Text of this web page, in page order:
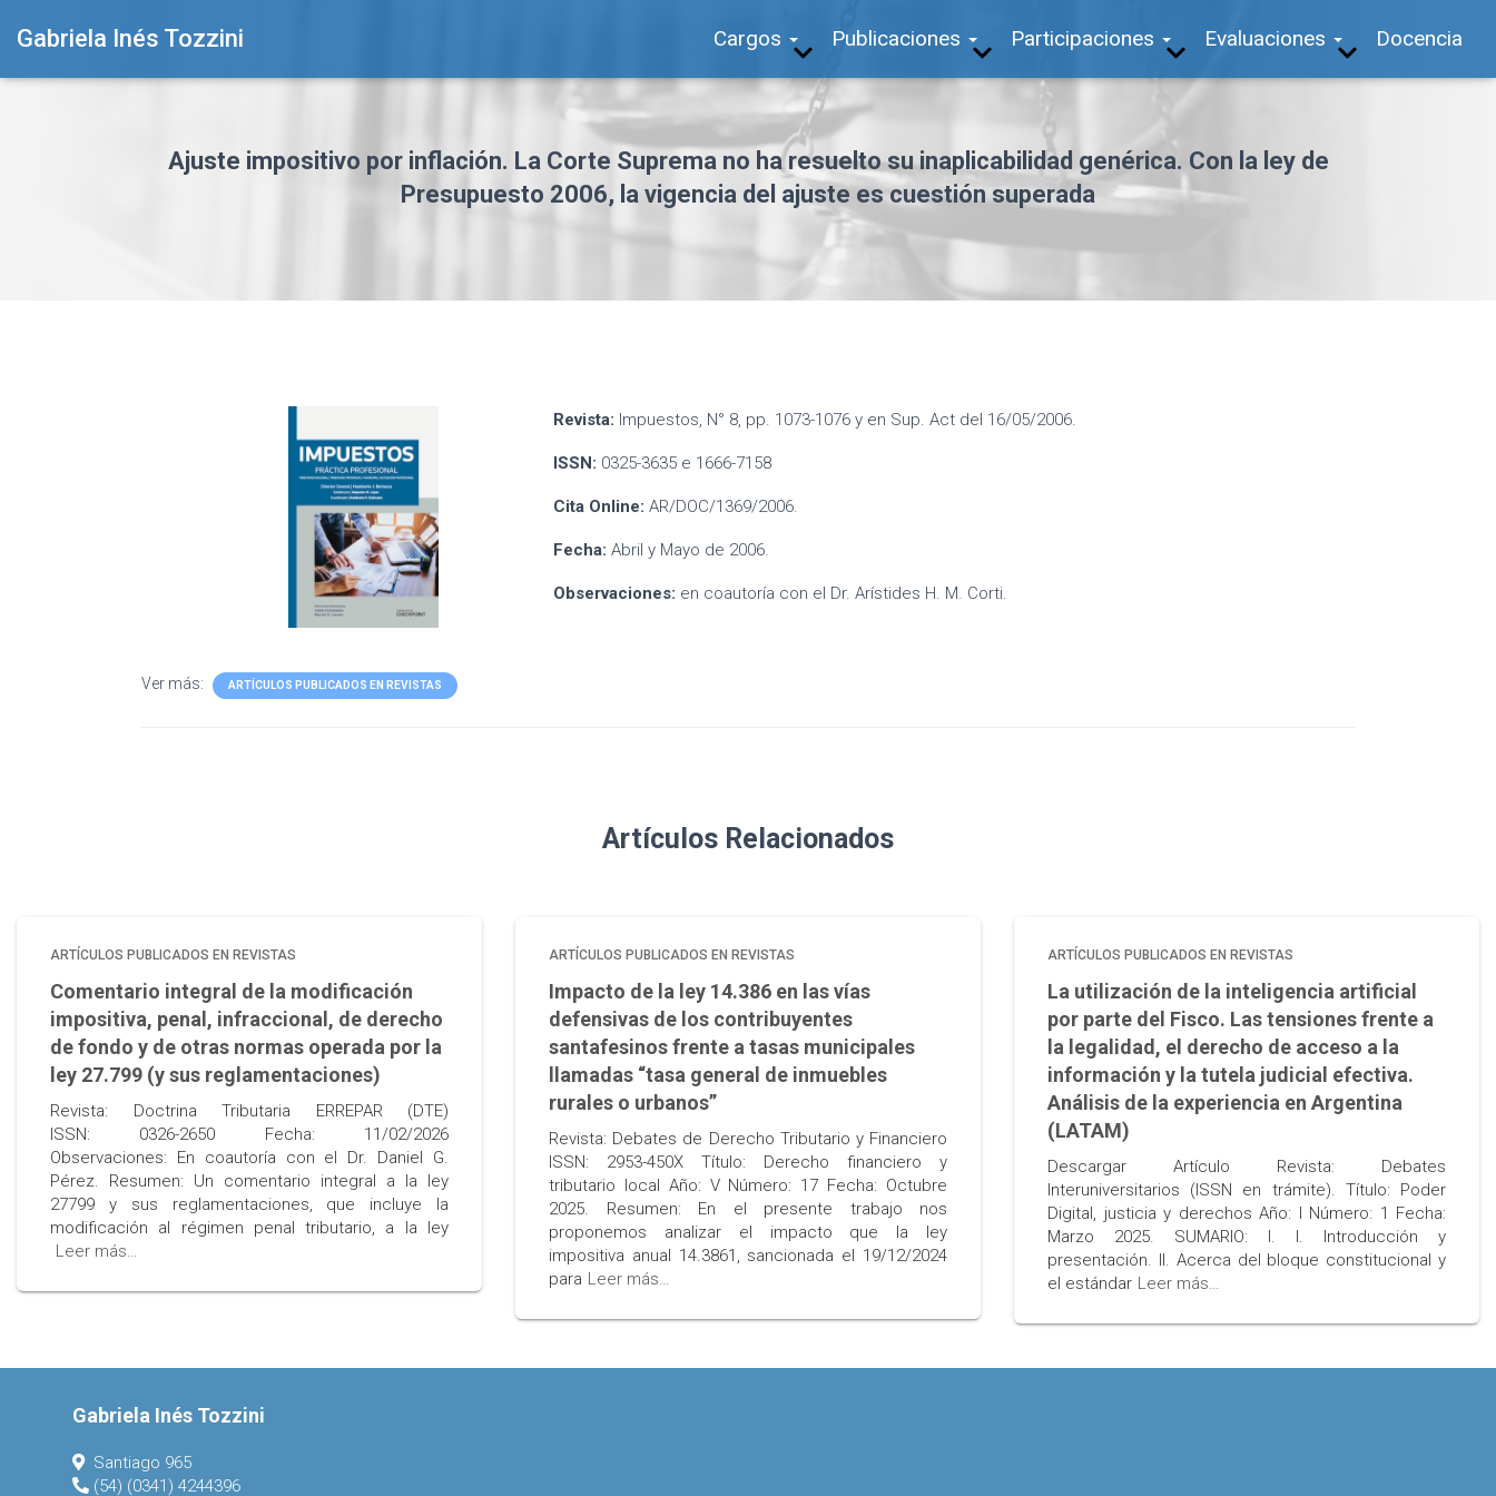
Gabriela Inés Tozzini Cargos Publicaciones Participaciones Evaluaciones Docencia
Ajuste impositivo por inflación. La Corte Suprema no ha resuelto su inaplicabilidad genérica. Con la ley de
Presupuesto 2006, la vigencia del ajuste es cuestión superada
Revista: Impuestos, N° 8, pp. 1073-1076 y en Sup. Act del 16/05/2006.
ISSN: 0325-3635 e 1666-7158
Cita Online: AR/DOC/1369/2006.
Fecha: Abril y Mayo de 2006.
Observaciones: en coautoría con el Dr. Arístides H. M. Corti.
Ver más: ARTÍCULOS PUBLICADOS EN REVISTAS
Artículos Relacionados
ARTÍCULOS PUBLICADOS EN REVISTAS
Comentario integral de la modificación
impositiva, penal, infraccional, de derecho
de fondo y de otras normas operada por la
ley 27.799 (y sus reglamentaciones)
Revista: Doctrina Tributaria ERREPAR (DTE)
ISSN: 0326-2650 Fecha: 11/02/2026
Observaciones: En coautoría con el Dr. Daniel G.
Pérez. Resumen: Un comentario integral a la ley
27799 y sus reglamentaciones, que incluye la
modificación al régimen penal tributario, a la ley
Leer más…
ARTÍCULOS PUBLICADOS EN REVISTAS
Impacto de la ley 14.386 en las vías
defensivas de los contribuyentes
santafesinos frente a tasas municipales
llamadas “tasa general de inmuebles
rurales o urbanos”
Revista: Debates de Derecho Tributario y Financiero
ISSN: 2953-450X Título: Derecho financiero y
tributario local Año: V Número: 17 Fecha: Octubre
2025. Resumen: En el presente trabajo nos
proponemos analizar el impacto que la ley
impositiva anual 14.3861, sancionada el 19/12/2024
para Leer más…
ARTÍCULOS PUBLICADOS EN REVISTAS
La utilización de la inteligencia artificial
por parte del Fisco. Las tensiones frente a
la legalidad, el derecho de acceso a la
información y la tutela judicial efectiva.
Análisis de la experiencia en Argentina
(LATAM)
Descargar Artículo Revista: Debates
Interuniversitarios (ISSN en trámite). Título: Poder
Digital, justicia y derechos Año: I Número: 1 Fecha:
Marzo 2025. SUMARIO: I. I. Introducción y
presentación. II. Acerca del bloque constitucional y
el estándar Leer más…
Gabriela Inés Tozzini
Santiago 965
(54) (0341) 4244396